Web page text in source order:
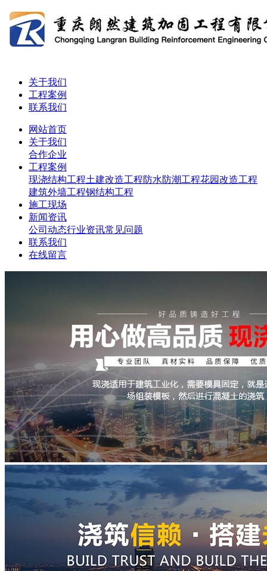
关于我们
工程案例
联系我们
网站首页
关于我们
合作企业
工程案例
现浇结构工程土建改造工程防水防潮工程花园改造工程
建筑外墙工程钢结构工程
施工现场
新闻资讯
公司动态行业资讯常见问题
联系我们
在线留言